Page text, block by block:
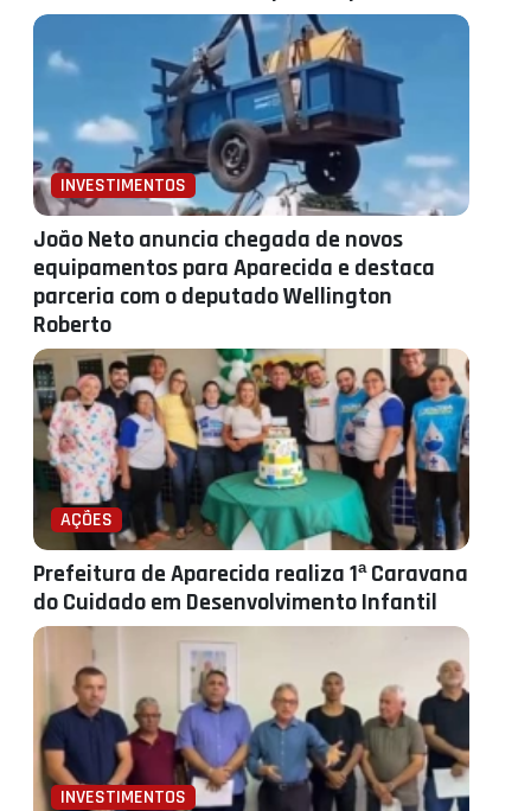
INVESTIMENTOS
João Neto anuncia chegada de novos
equipamentos para Aparecida e destaca
parceria com o deputado Wellington
Roberto
AÇÕES
Prefeitura de Aparecida realiza 1ª Caravana
do Cuidado em Desenvolvimento Infantil
INVESTIMENTOS